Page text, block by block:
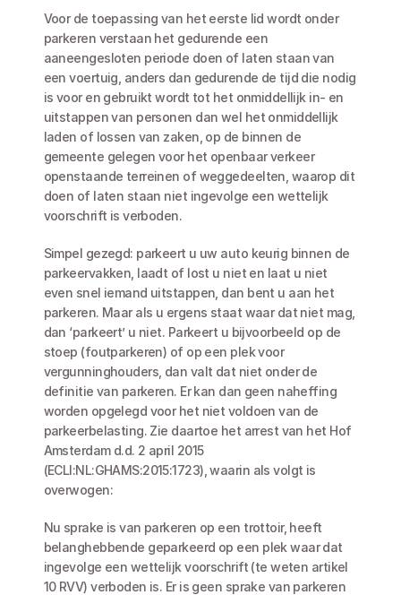
Voor de toepassing van het eerste lid wordt onder
parkeren verstaan het gedurende een
aaneengesloten periode doen of laten staan van
een voertuig, anders dan gedurende de tijd die nodig
is voor en gebruikt wordt tot het onmiddellijk in- en
uitstappen van personen dan wel het onmiddellijk
laden of lossen van zaken, op de binnen de
gemeente gelegen voor het openbaar verkeer
openstaande terreinen of weggedeelten, waarop dit
doen of laten staan niet ingevolge een wettelijk
voorschrift is verboden.
Simpel gezegd: parkeert u uw auto keurig binnen de
parkeervakken, laadt of lost u niet en laat u niet
even snel iemand uitstappen, dan bent u aan het
parkeren. Maar als u ergens staat waar dat niet mag,
dan ‘parkeert’ u niet. Parkeert u bijvoorbeeld op de
stoep (foutparkeren) of op een plek voor
vergunninghouders, dan valt dat niet onder de
definitie van parkeren. Er kan dan geen naheffing
worden opgelegd voor het niet voldoen van de
parkeerbelasting. Zie daartoe het arrest van het Hof
Amsterdam d.d. 2 april 2015
(ECLI:NL:GHAMS:2015:1723), waarin als volgt is
overwogen:
Nu sprake is van parkeren op een trottoir, heeft
belanghebbende geparkeerd op een plek waar dat
ingevolge een wettelijk voorschrift (te weten artikel
10 RVV) verboden is. Er is geen sprake van parkeren